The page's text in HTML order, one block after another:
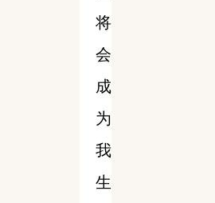
将
会
成
为
我
生